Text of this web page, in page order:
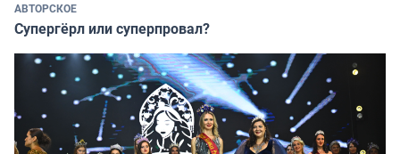
АВТОРСКОЕ
Супергёрл или суперпровал?